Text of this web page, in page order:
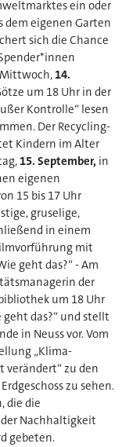
ein oder
eigenen Garten
sich die Chance
14.
um 18 Uhr in der
Kontrolle“ lesen
Der Recycling-
Kindern im Alter
15. September, in
eigenen
15 bis 17 Uhr
gruselige,
in einem
mit
geht das?“ - Am
der
um 18 Uhr
das?“ und stellt
in Neuss vor. Vom
„Klima-
verändert“ zu den
zu sehen.
die die
Nachhaltigkeit
gebeten.